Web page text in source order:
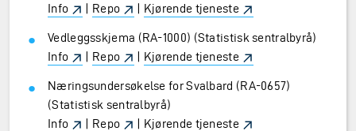
Info
| Repo | Kjørende tjeneste
Vedleggsskjema (RA-1000) (Statistisk sentralbyrå)
Info
| Repo | Kjørende tjeneste
Næringsundersøkelse for Svalbard (RA-0657)
(Statistisk sentralbyrå)
Info
| Repo | Kjørende tjeneste